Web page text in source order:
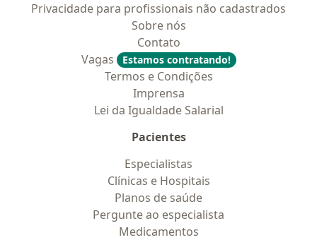
Privacidade para profissionais não cadastrados
Sobre nós
Contato
Vagas
Estamos contratando!
Termos e Condições
Imprensa
Lei da Igualdade Salarial
Pacientes
Especialistas
Clínicas e Hospitais
Planos de saúde
Pergunte ao especialista
Medicamentos